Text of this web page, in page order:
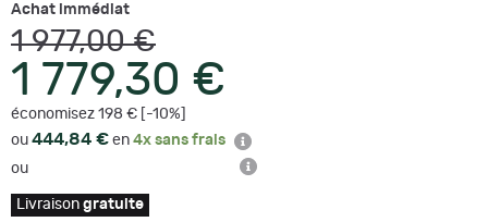
Achat immédiat
1 977,00 €
1 779,30 €
économisez 198 € [-10%]
ou 444,84 € en 4x sans frais
ou
Livraison gratuite